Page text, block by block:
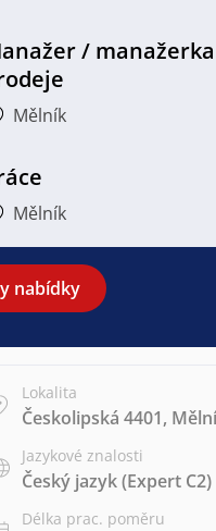
/ manažerka
Mělník
Mělník
nabídky
Lokalita
Českolipská 4401,
Jazykové znalosti
Český jazyk(Expert C2)
Délka prac. poměru